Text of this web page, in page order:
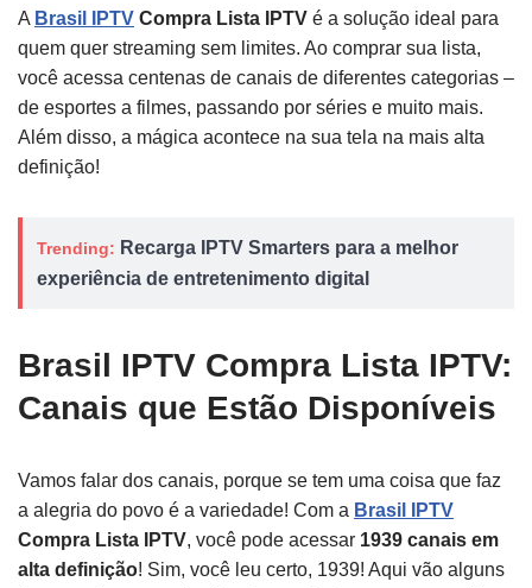
A Brasil IPTV Compra Lista IPTV é a solução ideal para
quem quer streaming sem limites. Ao comprar sua lista,
você acessa centenas de canais de diferentes categorias –
de esportes a filmes, passando por séries e muito mais.
Além disso, a mágica acontece na sua tela na mais alta
definição!
Trending: Recarga IPTV Smarters para a melhor
experiência de entretenimento digital
Brasil IPTV Compra Lista IPTV:
Canais que Estão Disponíveis
Vamos falar dos canais, porque se tem uma coisa que faz
a alegria do povo é a variedade! Com a Brasil IPTV
Compra Lista IPTV, você pode acessar 1939 canais em
alta definição! Sim, você leu certo, 1939! Aqui vão alguns